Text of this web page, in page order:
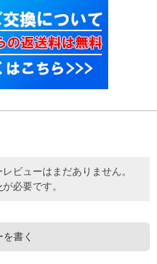
ビューはまだありません。
が必要です。
を書く